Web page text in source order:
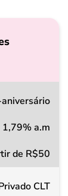
1,79% a.m
de R$50
CLT